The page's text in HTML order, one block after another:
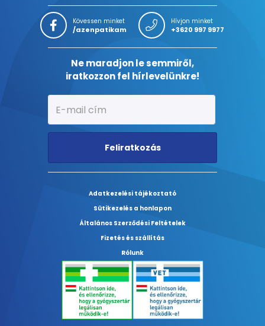
Kövessen minket
/azenpatikam
Hívjon minket
+3620 997 9977
Ne maradjon le semmiről,
iratkozzon fel hírlevelünkre!
Feliratkozás
Adatkezelési tájékoztató
Sütikezelés a honlapon
Általános Szerződési Feltételek
Fizetés és szállítás
Rólunk